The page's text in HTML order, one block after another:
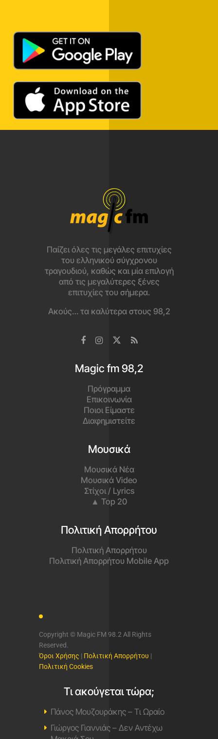
Παίζει όλες τις μεγάλες επιτυχίες
του ελληνικού σύγχρονου
τραγουδιού, καθώς και μία επιλογή
από τις μεγαλύτερες ξένες
επιτυχίες του σήμερα.
Ακούς… τα καλύτερα στους 98,2
Magic fm 98,2
Πρόγραμμα
Επικοινωνία
Ποιοι Είμαστε
Διαφημιστείτε
Μουσικά
Μουσικά Νέα
Μουσικά Video
Στίχοι / Lyrics
▲ Top 20
Πολιτική Απορρήτου
Πολιτική Απορρήτου
Πολιτική Απορρήτου Mobile App
Copyright © Magic FM 98.2 All Rights
Reserved.
Όροι Χρήσης | Πολιτική Απορρήτου |
Πολιτική Cookies
Τι ακούγεται τώρα;
Πάνος Μουζουράκης – Τι Ωραίο
Γιώργος Γιαννιάς – Δεν Αντέχω